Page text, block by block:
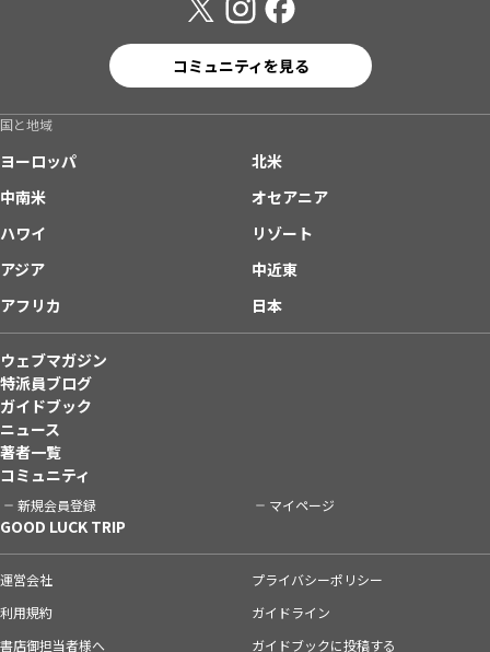
コミュニティを見る
国と地域
ヨーロッパ
北米
中南米
オセアニア
ハワイ
リゾート
アジア
中近東
アフリカ
日本
ウェブマガジン
特派員ブログ
ガイドブック
ニュース
著者一覧
コミュニティ
新規会員登録 マイページ
GOOD LUCK TRIP
運営会社
プライバシーポリシー
利用規約
ガイドライン
書店御担当者様へ
ガイドブックに投稿する